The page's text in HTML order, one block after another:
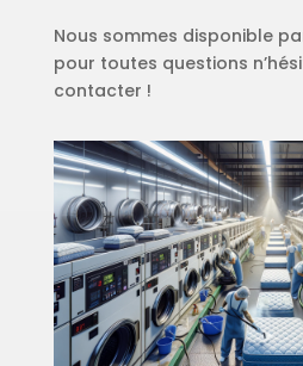
Nous sommes disponible
pour toutes questions
contacter !